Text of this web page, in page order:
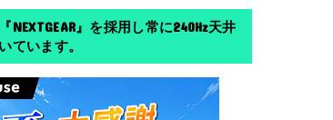
NEXTGEAR』を採用し常に240Hz天井
ています。